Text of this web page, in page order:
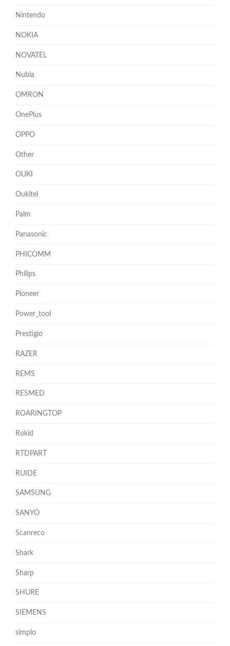
Nintendo
NOKIA
NOVATEL
Nubia
OMRON
OnePlus
OPPO
Other
OUKI
Oukitel
Palm
Panasonic
PHICOMM
Philips
Pioneer
Power_tool
Prestigio
RAZER
REMS
RESMED
ROARINGTOP
Rokid
RTDPART
RUIDE
SAMSUNG
SANYO
Scanreco
Shark
Sharp
SHURE
SIEMENS
simplo